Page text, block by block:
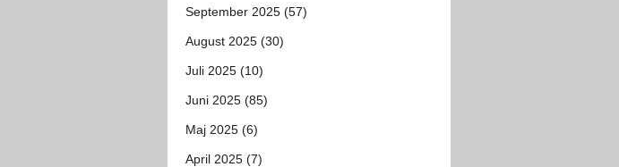
September 2025 (57)
August 2025 (30)
Juli 2025 (10)
Juni 2025 (85)
Maj 2025 (6)
April 2025 (7)